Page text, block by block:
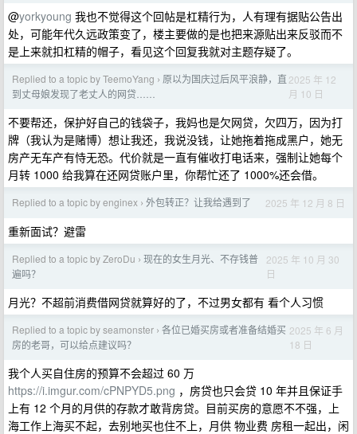
@yorkyoung 我也不觉得这个回帖是杠精行为，人有理有据贴公告出
处，可能年代久远政策变了，楼主要做的是也把来源贴出来反驳而不
是上来就扣杠精的帽子，看见这个回复我就对主题存疑了。
Replied to a topic by TeemoYang › 原以为国庆过后风平浪静，直
到丈母娘发现了老丈人的网贷……
2025 年 12
月 10 日
不要帮还，保护好自己的钱袋子，我妈也是欠网贷，欠四万，因为打
牌（我认为是赌博）想让我还，我说没钱，让她拖着拖成黑户，她无
房产无车产有恃无恐。代价就是一直有催收打电话来，强制让她每个
月转 1000 给我算在还网贷账户里，你帮忙还了 1000%还会借。
Replied to a topic by enginex › 外包转正？让我给遇到了 2025 年 12 月 8 日
重新面试？避雷
Replied to a topic by ZeroDu › 现在的女生月光、不存钱普
遍吗？
2025 年 10 月 30
日
月光？不超前消费借网贷就算好的了，不过男女都有 看个人习惯
Replied to a topic by seamonster › 各位已婚买房或者准备结婚买
房的老哥，可以给点建议吗？
2025 年 6 月
18 日
我个人买自住房的预算不会超过 60 万
https://i.imgur.com/cPNPYD5.png ，房贷也只会贷 10 年并且保证手
上有 12 个月的月供的存款才敢背房贷。目前买房的意愿不不强，上
海工作上海买不起，去别地买也住不上，月供 物业费 房租一起出，闲